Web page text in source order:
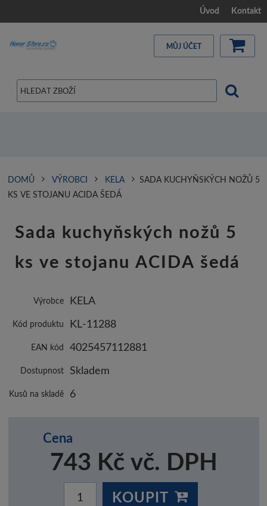
Úvod Kontakt
MŮJ ÚČET
DOMŮ VÝROBCI KELA
SADA KUCHYŇSKÝCH NOŽŮ 5
KS VE STOJANU ACIDA ŠEDÁ
Sada kuchyňských nožů 5
ks ve stojanu ACIDA šedá
Výrobce KELA
Kód produktu KL-11288
EAN kód 4025457112881
Dostupnost Skladem
Kusů na skladě 6
Cena
743 Kč vč. DPH
KOUPIT